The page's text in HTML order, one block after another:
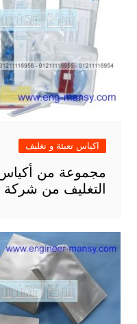
اكياس تعبئة و تغليف
مجموعة من
التغليف من